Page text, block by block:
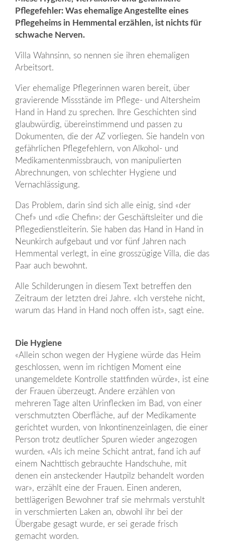
Pflegefehler: Was ehemalige Angestellte eines
Pflegeheims in Hemmental erzählen, ist nichts für
schwache Nerven.
Villa Wahnsinn, so nennen sie ihren ehemaligen
Arbeitsort.
Vier ehemalige Pflegerinnen waren bereit, über
gravierende Missstände im Pflege- und Altersheim
Hand in Hand zu sprechen. Ihre Geschichten sind
glaubwürdig, übereinstimmend und passen zu
Dokumenten, die der AZ vorliegen. Sie handeln von
gefährlichen Pflegefehlern, von Alkohol- und
Medikamentenmissbrauch, von manipulierten
Abrechnungen, von schlechter Hygiene und
Vernachlässigung.
Das Problem, darin sind sich alle einig, sind «der
Chef» und «die Chefin»: der Geschäftsleiter und die
Pflegedienstleiterin. Sie haben das Hand in Hand in
Neunkirch aufgebaut und vor fünf Jahren nach
Hemmental verlegt, in eine grosszügige Villa, die das
Paar auch bewohnt.
Alle Schilderungen in diesem Text betreffen den
Zeitraum der letzten drei Jahre. «Ich verstehe nicht,
warum das Hand in Hand noch offen ist», sagt eine.
Die Hygiene
«Allein schon wegen der Hygiene würde das Heim
geschlossen, wenn im richtigen Moment eine
unangemeldete Kontrolle stattfinden würde», ist eine
der Frauen überzeugt. Andere erzählen von
mehreren Tage alten Urinflecken im Bad, von einer
verschmutzten Oberfläche, auf der Medikamente
gerichtet wurden, von Inkontinenzeinlagen, die einer
Person trotz deutlicher Spuren wieder angezogen
wurden. «Als ich meine Schicht antrat, fand ich auf
einem Nachttisch gebrauchte Handschuhe, mit
denen ein ansteckender Hautpilz behandelt worden
war», erzählt eine der Frauen. Einen anderen,
bettlägerigen Bewohner traf sie mehrmals verstuhlt
in verschmierten Laken an, obwohl ihr bei der
Übergabe gesagt wurde, er sei gerade frisch
gemacht worden.